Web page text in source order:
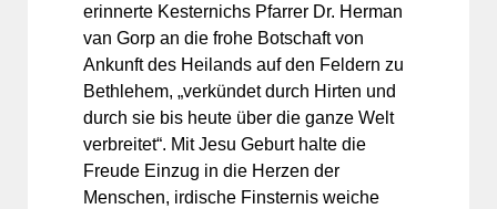
erinnerte Kesternichs Pfarrer Dr. Herman
van Gorp an die frohe Botschaft von
Ankunft des Heilands auf den Feldern zu
Bethlehem, „verkündet durch Hirten und
durch sie bis heute über die ganze Welt
verbreitet“. Mit Jesu Geburt halte die
Freude Einzug in die Herzen der
Menschen, irdische Finsternis weiche